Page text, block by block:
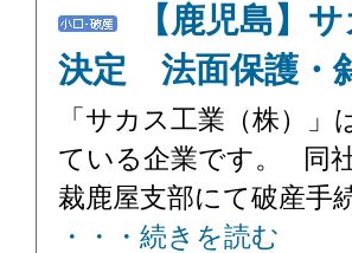
【鹿児島】
決定 法面保護・
「サカス工業（株）
ている企業です。 同
裁鹿屋支部にて破産手
・・・続きを読む